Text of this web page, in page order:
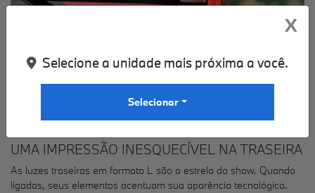
UMA IMPRESSÃO INESQUECÍVEL NA TRASEIRA
As luzes traseiras em formato L são a estrela do show. Quando
ligadas, seus elementos acentuam sua aparência tecnológica.
X
Selecione a unidade mais próxima a você.
Selecionar